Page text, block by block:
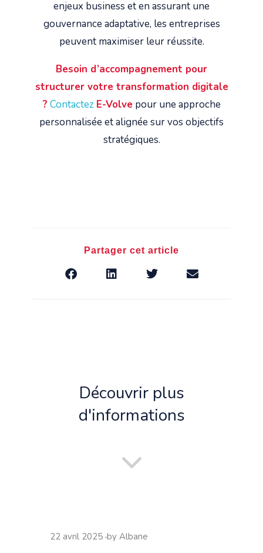
enjeux business et en assurant une
gouvernance adaptative, les entreprises
peuvent maximiser leur réussite.
Besoin d’accompagnement pour
structurer votre transformation digitale
? Contactez E-Volve pour une approche
personnalisée et alignée sur vos objectifs
stratégiques.
Partager cet article
Découvrir plus
d'informations
22 avril 2025 by Albane